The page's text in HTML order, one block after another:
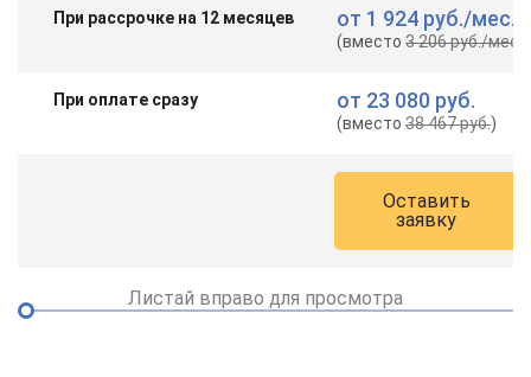
При рассрочке на 12 месяцев от 1 924 руб./мес.
(вместо3 206 руб./мес.
При оплате сразу от 23 080 руб.
(вместо38 467 руб.)
Оставить
заявку
Листай вправо для просмотра